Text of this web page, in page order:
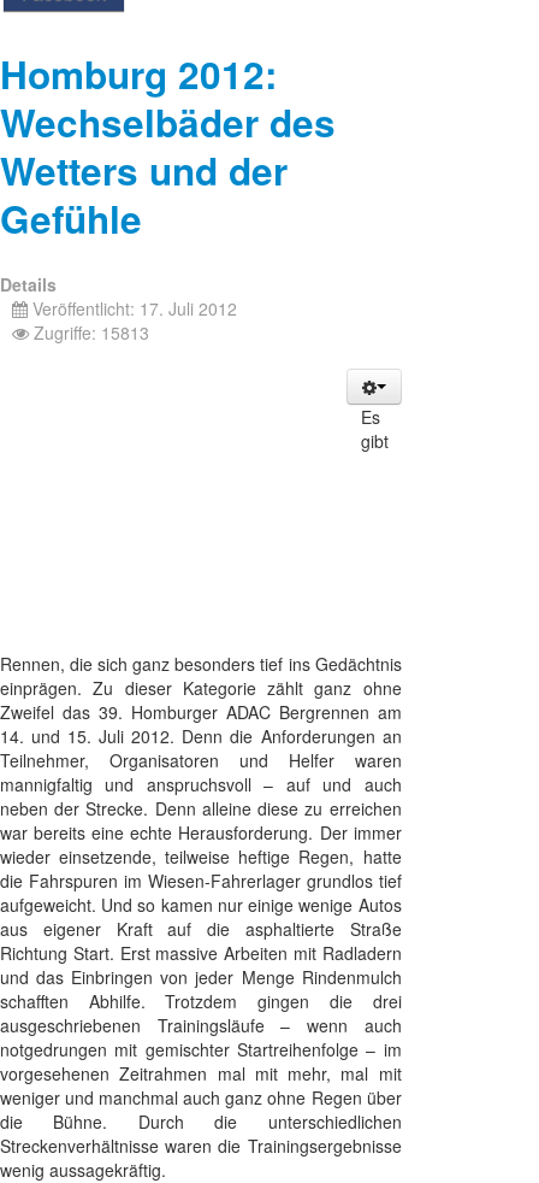
Homburg 2012:
Wechselbäder des
Wetters und der
Gefühle
Details
Veröffentlicht: 17. Juli 2012
Zugriffe: 15813
Es
gibt
Rennen, die sich ganz besonders tief ins Gedächtnis
einprägen. Zu dieser Kategorie zählt ganz ohne
Zweifel das 39. Homburger ADAC Bergrennen am
14. und 15. Juli 2012. Denn die Anforderungen an
Teilnehmer, Organisatoren und Helfer waren
mannigfaltig und anspruchsvoll – auf und auch
neben der Strecke. Denn alleine diese zu erreichen
war bereits eine echte Herausforderung. Der immer
wieder einsetzende, teilweise heftige Regen, hatte
die Fahrspuren im Wiesen-Fahrerlager grundlos tief
aufgeweicht. Und so kamen nur einige wenige Autos
aus eigener Kraft auf die asphaltierte Straße
Richtung Start. Erst massive Arbeiten mit Radladern
und das Einbringen von jeder Menge Rindenmulch
schafften Abhilfe. Trotzdem gingen die drei
ausgeschriebenen Trainingsläufe – wenn auch
notgedrungen mit gemischter Startreihenfolge – im
vorgesehenen Zeitrahmen mal mit mehr, mal mit
weniger und manchmal auch ganz ohne Regen über
die Bühne. Durch die unterschiedlichen
Streckenverhältnisse waren die Trainingsergebnisse
wenig aussagekräftig.